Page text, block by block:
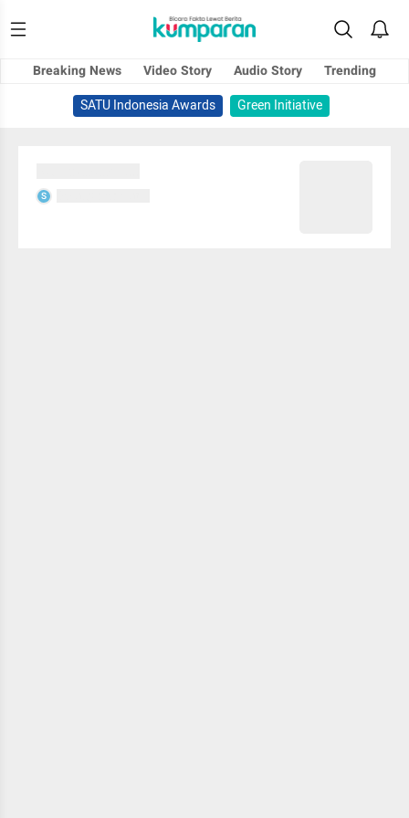
Breaking News Video Story Audio Story
Trending
SATU Indonesia Awards
Green Initiative
S